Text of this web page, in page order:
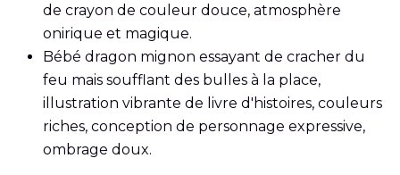
de crayon de couleur douce, atmosphère
onirique et magique.
Bébé dragon mignon essayant de cracher du
feu mais soufflant des bulles à la place,
illustration vibrante de livre d'histoires, couleurs
riches, conception de personnage expressive,
ombrage doux.